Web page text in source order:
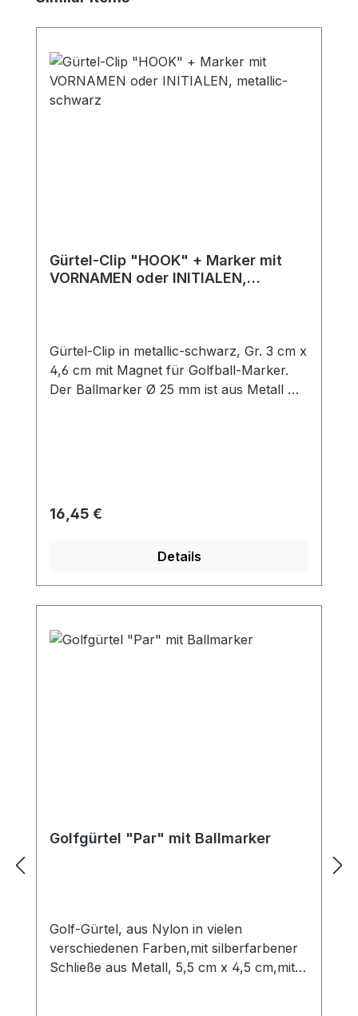
Gürtel-Clip "HOOK" + Marker mit
VORNAMEN oder INITIALEN,
Gürtel-Clip in metallic-schwarz, Gr. 3 cm x
4,6 cm mit Magnet für Golfball-Marker.
Der Ballmarker Ø 25 mm ist aus Metall mit
Ballmarker stets griffbereit! Machen Sie
Ihren Golffreunden ein persönliches
Regulärer Preis:
16,45 €
Details
Golfgürtel "Par" mit Ballmarker
Golf-Gürtel, aus Nylon in vielen
verschiedenen Farben,mit silberfarbener
Schließe aus Metall, 5,5 cm x 4,5 cm,mit